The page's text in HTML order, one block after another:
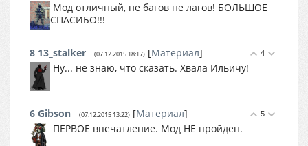
Мод отличный, не багов не лагов! БОЛЬШОЕ
СПАСИБО!!!
4
8 13_stalker (07.12.2015 18:17) [Материал]
Ну... не знаю, что сказать. Хвала Ильичу!
5
6 Gibson (07.12.2015 13:22) [Материал]
ПЕРВОЕ впечатление. Мод НЕ пройден.